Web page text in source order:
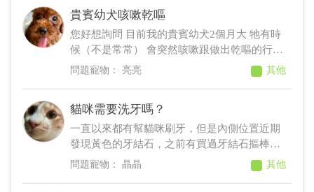
貴賓幼犬咳嗽乾嘔
您好想詢問 目前我的貴賓幼犬2個月大 牠有時
候（不是常常） 會突然咳嗽跟做出乾嘔的行為
但不會到很嚴重的咳嗽跟乾嘔 都是輕微的 想詢
亮亮 其他
貓咪需要洗牙嗎？
一直以來都有幫貓咪刷牙，但是內側位置近期
發現黃色的牙結石，之前有買過牙結石摳棒，
但是發現摳不掉，所以就沒有使用了，怕對貓
咪牙齒造成傷害，想詢問這樣需不需要洗牙，
晶晶 其他